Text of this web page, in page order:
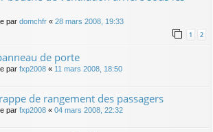
par domchfr « 28 mars 2008, 19:33
1 2
de porte
par fxp2008 « 11 mars 2008, 18:50
de rangement des passagers
par fxp2008 « 04 mars 2008, 22:32